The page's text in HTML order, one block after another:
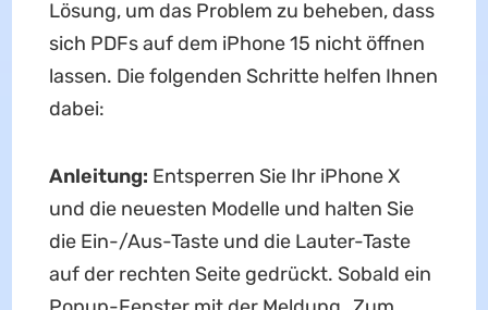
Lösung, um das Problem zu beheben, dass
sich PDFs auf dem iPhone 15 nicht öffnen
lassen. Die folgenden Schritte helfen Ihnen
dabei:
Anleitung: Entsperren Sie Ihr iPhone X
und die neuesten Modelle und halten Sie
die Ein-/Aus-Taste und die Lauter-Taste
auf der rechten Seite gedrückt. Sobald ein